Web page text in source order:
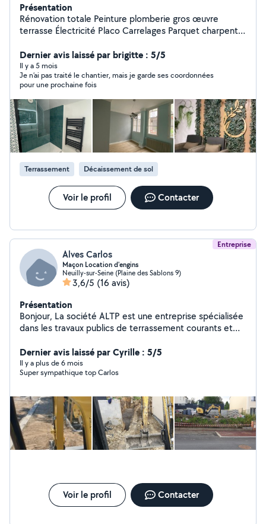
Présentation
Rénovation totale Peinture plomberie gros œuvre
terrasse Électricité Placo Carrelages Parquet charpente
Dernier avis laissé par brigitte : 5/5
Il y a 5 mois
Je n’ai pas traité le chantier, mais je garde ses coordonnées
pour une prochaine fois
Terrassement Décaissement de sol
Voir le profil Contacter
Entreprise
Alves Carlos
Maçon Location d'engins
Neuilly-sur-Seine (Plaine des Sablons 9)
3,6/5 (16 avis)
Présentation
Bonjour, La société ALTP est une entreprise spécialisée
dans les travaux publics de terrassement courants et
de mini pelle 3.5t avec chauffeur pour les sociétés
spécialisées en terrassement BTP et les particuliers
dans toute l'Ile-de-France. La société réalise également
pose de pavés - terrasse en béton - pose de dalle(s) -
clôture en parpaings - clôture en grillage - mur de
soutènement - branchement eau (EUP), eaux usées -
tranchée pour fourreau électrique - terrassement -
grave concassé - terre végétale - évacuation de gravas,
Dernier avis laissé par Cyrille : 5/5
Il y a plus de 6 mois
Super sympathique top Carlos
Voir le profil Contacter